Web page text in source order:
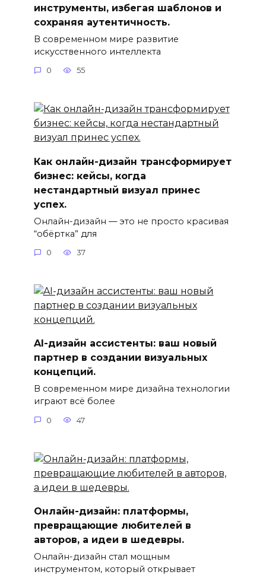
инструменты, избегая шаблонов и
сохраняя аутентичность.
В современном мире развитие
искусственного интеллекта
0 55
Как онлайн-дизайн трансформирует
бизнес: кейсы, когда
нестандартный визуал принес
успех.
Онлайн-дизайн — это не просто красивая
“обёртка” для
0 37
AI-дизайн ассистенты: ваш новый
партнер в создании визуальных
концепций.
В современном мире дизайна технологии
играют всё более
0 47
Онлайн-дизайн: платформы,
превращающие любителей в
авторов, а идеи в шедевры.
Онлайн-дизайн стал мощным
инструментом, который открывает